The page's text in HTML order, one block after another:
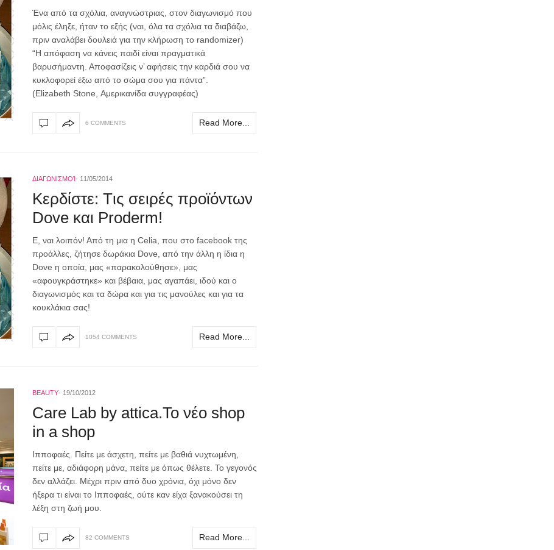
Ένα από τα σχόλια, αναγνώστριας, στον διαγωνισμό που
μόλις έληξε, ήταν το εξής (ναι, όλα τα σχόλια τα διαβάζω,
πριν αναλάβει δουλειά για την κλήρωση το randomizer)
“Η απόφαση να κάνεις παιδί είναι πραγματικά
βαρυσήμαντη. Αποφασίζεις ν’ αφήσεις την καρδιά σου να
κυκλοφορεί έξω από το σώμα σου για πάντα”.
(Elizabeth Stone, Αμερικανίδα συγγραφέας)
6 COMMENTS Read More...
ΔΙΑΓΩΝΙΣΜΟΊ 11/05/2014
Κερδίστε: Tις σειρές προϊόντων
Dove και Proderm!
Ε, ναι λοιπόν! Από τη μια η Celia, που στο facebook της
προάλλες, ζήτησε δωράκια Dove, από την άλλη η ίδια η
Dove η οποία, μας «παρακολούθησε», μας
«αφουγκράστηκε» και βέβαια, μας αγαπάει, ιδού και ο
διαγωνισμός και τα δώρα και για τις μανούλες και για τα
κουκλάκια σας!
1054 COMMENTS Read More...
BEAUTY 19/10/2012
Care Lab by attica.Το νέο shop
in a shop
Ιπποφαές. Πείτε με άσχετη, πείτε με βαθιά νυχτωμένη,
πείτε με, αδιάφορη μάνα, πείτε με όπως θέλετε. Το γεγονός
δεν αλλάζει. Μέχρι πριν από δυο χρόνια, όχι μόνο δεν
ήξερα τι είναι το Ιπποφαές, ούτε καν είχα ξανακούσει τη
λέξη στη ζωή μου.
82 COMMENTS Read More...